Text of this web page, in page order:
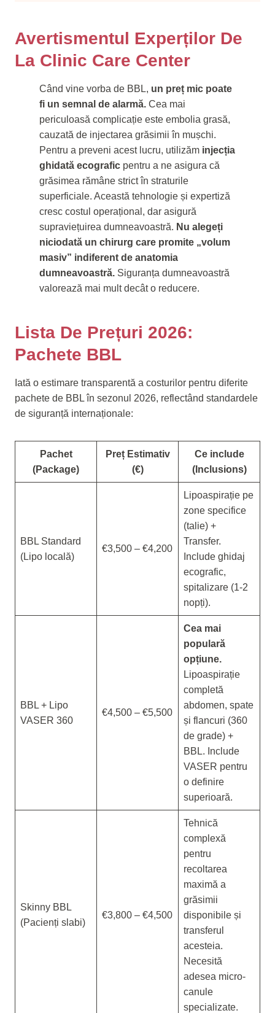
Avertismentul Experților De
La Clinic Care Center
Când vine vorba de BBL, un preț mic poate
fi un semnal de alarmă. Cea mai
periculoasă complicație este embolia grasă,
cauzată de injectarea grăsimii în mușchi.
Pentru a preveni acest lucru, utilizăm injecția
ghidată ecografic pentru a ne asigura că
grăsimea rămâne strict în straturile
superficiale. Această tehnologie și expertiză
cresc costul operațional, dar asigură
supraviețuirea dumneavoastră. Nu alegeți
niciodată un chirurg care promite „volum
masiv” indiferent de anatomia
dumneavoastră. Siguranța dumneavoastră
valorează mai mult decât o reducere.
Lista De Prețuri 2026:
Pachete BBL
Iată o estimare transparentă a costurilor pentru diferite
pachete de BBL în sezonul 2026, reflectând standardele
de siguranță internaționale:
Pachet
(Package)
Preț Estimativ
(€)
Ce include
(Inclusions)
BBL Standard
(Lipo locală)
€3,500 – €4,200
Lipoaspirație pe
zone specifice
(talie) +
Transfer.
Include ghidaj
ecografic,
spitalizare (1-2
nopți).
BBL + Lipo
VASER 360
€4,500 – €5,500
Cea mai
populară
opțiune.
Lipoaspirație
completă
abdomen, spate
și flancuri (360
de grade) +
BBL. Include
VASER pentru
o definire
superioară.
Skinny BBL
(Pacienți slabi)
€3,800 – €4,500
Tehnică
complexă
pentru
recoltarea
maximă a
grăsimii
disponibile și
transferul
acesteia.
Necesită
adesea micro-
canule
specializate.